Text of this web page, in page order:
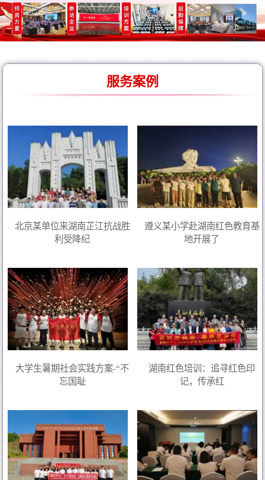
服务案例
北京某单位来湖南芷江抗战胜
利受降纪
遵义某小学赴湖南红色教育基
地开展了
大学生暑期社会实践方案-“不
忘国耻
湖南红色培训：追寻红色印
记，传承红